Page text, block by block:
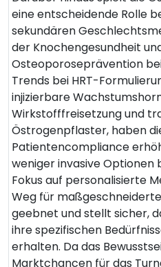
eine entscheidende Rolle
sekundären
der Knochengesundheit
Osteoporoseprävention
Trends bei HRT-
injizierbare
Wirkstofffreisetzung und
Östrogenpflaster, haben
Patientencompliance
weniger invasive Optionen
Fokus auf personalisierte
Weg für
geebnet und stellt sicher,
ihre spezifischen
erhalten. Da das
Marktchancen für das